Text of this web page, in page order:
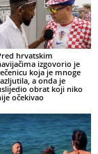
hrvatskim
izgovorio je
koja je mnoge
a onda je
obrat koji niko
očekivao